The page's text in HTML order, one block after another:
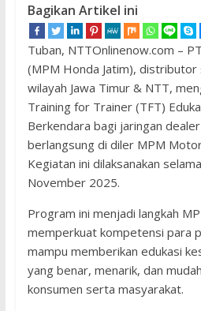
Bagikan Artikel ini
Tuban, NTTOnlinenow.com –
(MPM Honda Jatim),
wilayah Jawa Timur & NTT,
Training for Trainer (TFT)
Berkendara bagi jaringan
berlangsung di diler MPM
Kegiatan ini dilaksanakan
November 2025.
Program ini menjadi langkah
memperkuat kompetensi para
mampu memberikan edukasi
yang benar, menarik, dan
konsumen serta masyarakat.